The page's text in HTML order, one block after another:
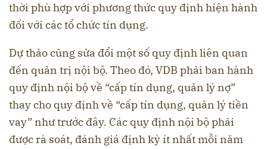
thời phù hợp với phương thức quy định hiện hành
đối với các tổ chức tín dụng.
Dự thảo cũng sửa đổi một số quy định liên quan
đến quản trị nội bộ. Theo đó, VDB phải ban hành
quy định nội bộ về “cấp tín dụng, quản lý nợ”
thay cho quy định về “cấp tín dụng, quản lý tiền
vay” như trước đây. Các quy định nội bộ phải
được rà soát, đánh giá định kỳ ít nhất mỗi năm